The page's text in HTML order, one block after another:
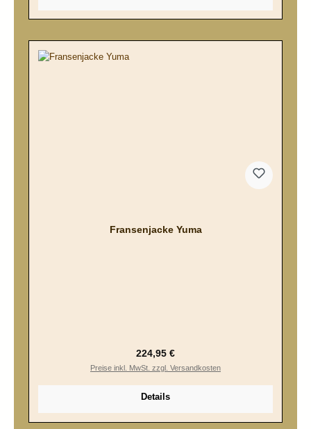
Fransenjacke Yuma
Regulärer Preis:
224,95 €
Preise inkl. MwSt. zzgl. Versandkosten
Details